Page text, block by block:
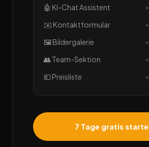
🤖 KI-Chat Assistent
✉️ Kontaktformular
🖼️ Bildergalerie
👥 Team-Sektion
💶 Preisliste
7 Tage gratis